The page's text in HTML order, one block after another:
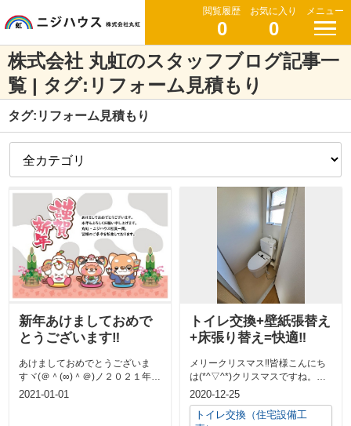
閲覧履歴
0
お気に入り
0
メニュー
株式会社 丸虹のスタッフブログ記事一
覧 | タグ:リフォーム見積もり
タグ:リフォーム見積もり
新年あけましておめで
とうございます‼
あけましておめでとうございま
すヾ(＠＾(∞)＾＠)ノ２０２１年も
どうぞよろしくお願い致します。
2021-01-01
トイレ交換+壁紙張替え
+床張り替え=快適‼
メリークリスマス‼皆様こんにち
は(*^▽^*)クリスマスですね。チ
キンとケーキは召し上がりました
か？...
2020-12-25
トイレ交換（住宅設備工